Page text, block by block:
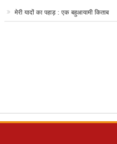
मेरी यादों का पहाड़ : एक बहुआयामी किताब